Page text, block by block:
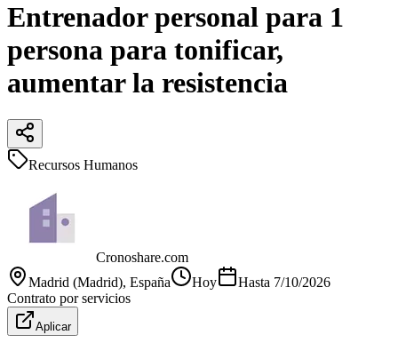
Entrenador personal para 1
persona para tonificar,
aumentar la resistencia
Recursos Humanos
Cronoshare.com
Madrid (Madrid), España Hoy Hasta 7/10/2026
Contrato por servicios
Aplicar